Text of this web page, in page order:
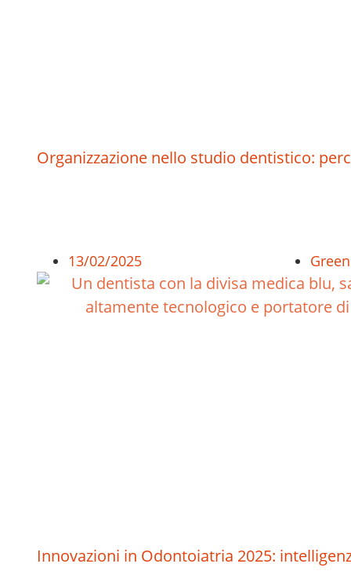
Organizzazione nello studio dentistico:
13/02/2025
Innovazioni in Odontoiatria 2025: